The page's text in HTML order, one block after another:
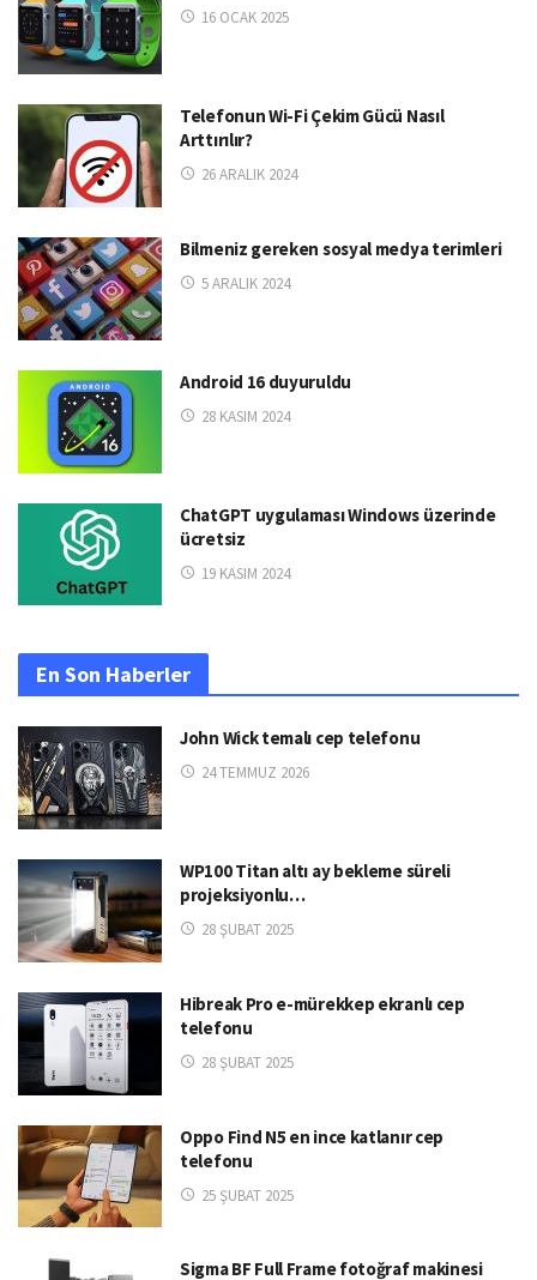
16 OCAK 2025
Telefonun Wi-Fi Çekim Gücü Nasıl
Arttırılır?
26 ARALIK 2024
Bilmeniz gereken sosyal medya terimleri
5 ARALIK 2024
Android 16 duyuruldu
28 KASIM 2024
ChatGPT uygulaması Windows üzerinde
ücretsiz
19 KASIM 2024
En Son Haberler
John Wick temalı cep telefonu
24 TEMMUZ 2026
WP100 Titan altı ay bekleme süreli
projeksiyonlu…
28 ŞUBAT 2025
Hibreak Pro e-mürekkep ekranlı cep
telefonu
28 ŞUBAT 2025
Oppo Find N5 en ince katlanır cep
telefonu
25 ŞUBAT 2025
Sigma BF Full Frame fotoğraf makinesi